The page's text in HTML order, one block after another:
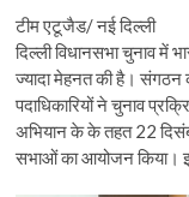
टीम एटूजैड/ नई दिल्ली
दिल्ली विधानसभा चुनाव में
ज्यादा मेहनत की है।
पदाधिकारियों ने चुनाव
अभियान के के तहत 22
सभाओं का आयोजन किया।